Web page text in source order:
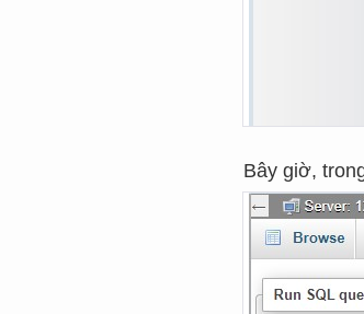
Bây giờ,